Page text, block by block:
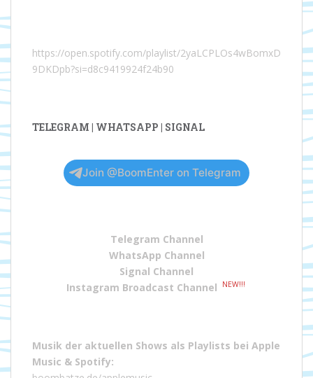
https://open.spotify.com/playlist/2yaLCPLOs4wBomxD
9DKDpb?si=d8c9419924f24b90
TELEGRAM | WHATSAPP | SIGNAL
Join @BoomEnter on Telegram
Telegram Channel
WhatsApp Channel
Signal Channel
Instagram Broadcast Channel
NEW!!!
Musik der aktuellen Shows als Playlists bei Apple
Music & Spotify: